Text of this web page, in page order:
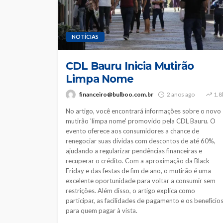
NOTÍCIAS
CDL Bauru Inicia Mutirão
Limpa Nome
financeiro@bulboo.com.br 2 anos ago
No artigo, você encontrará informações sobre o novo
mutirão 'limpa nome' promovido pela CDL Bauru. O
evento oferece aos consumidores a chance de
renegociar suas dívidas com descontos de até 60%,
ajudando a regularizar pendências financeiras e
recuperar o crédito. Com a aproximação da Black
Friday e das festas de fim de ano, o mutirão é uma
excelente oportunidade para voltar a consumir sem
restrições. Além disso, o artigo explica como
participar, as facilidades de pagamento e os benefícios
para quem pagar à vista.